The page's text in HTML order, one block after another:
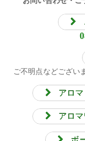
ご不明点などござい
アロ
アロ